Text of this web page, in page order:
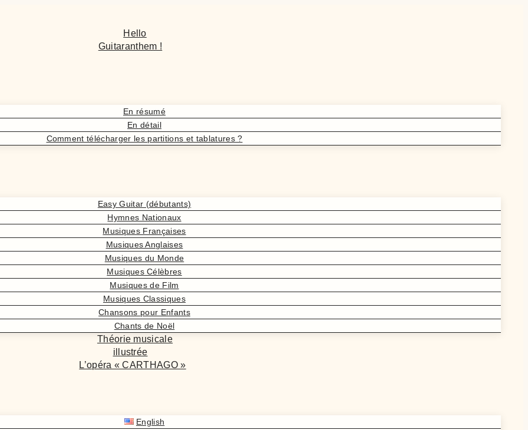
Hello
Guitaranthem !
En résumé
En détail
Comment télécharger les partitions et tablatures ?
Easy Guitar (débutants)
Hymnes Nationaux
Musiques Françaises
Musiques Anglaises
Musiques du Monde
Musiques Célèbres
Musiques de Film
Musiques Classiques
Chansons pour Enfants
Chants de Noël
Théorie musicale
illustrée
L’opéra « CARTHAGO »
English